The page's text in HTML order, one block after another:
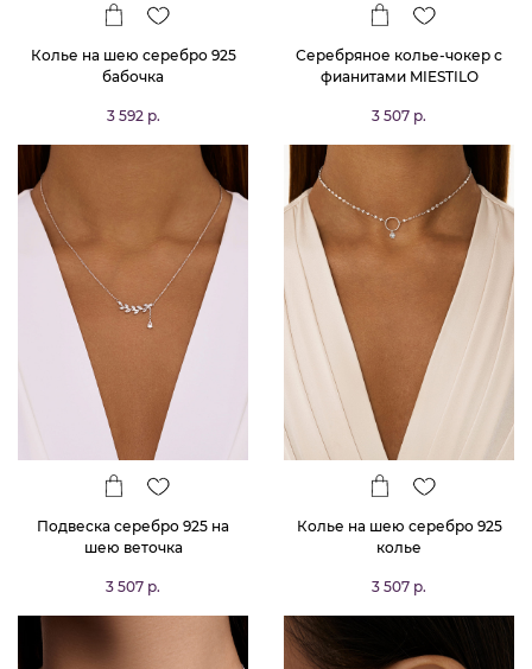
Колье на шею серебро 925
бабочка
3 592 р.
Серебряное колье-чокер с
фианитами MIESTILO
3 507 р.
Подвеска серебро 925 на
шею веточка
3 507 р.
Колье на шею серебро 925
колье
3 507 р.